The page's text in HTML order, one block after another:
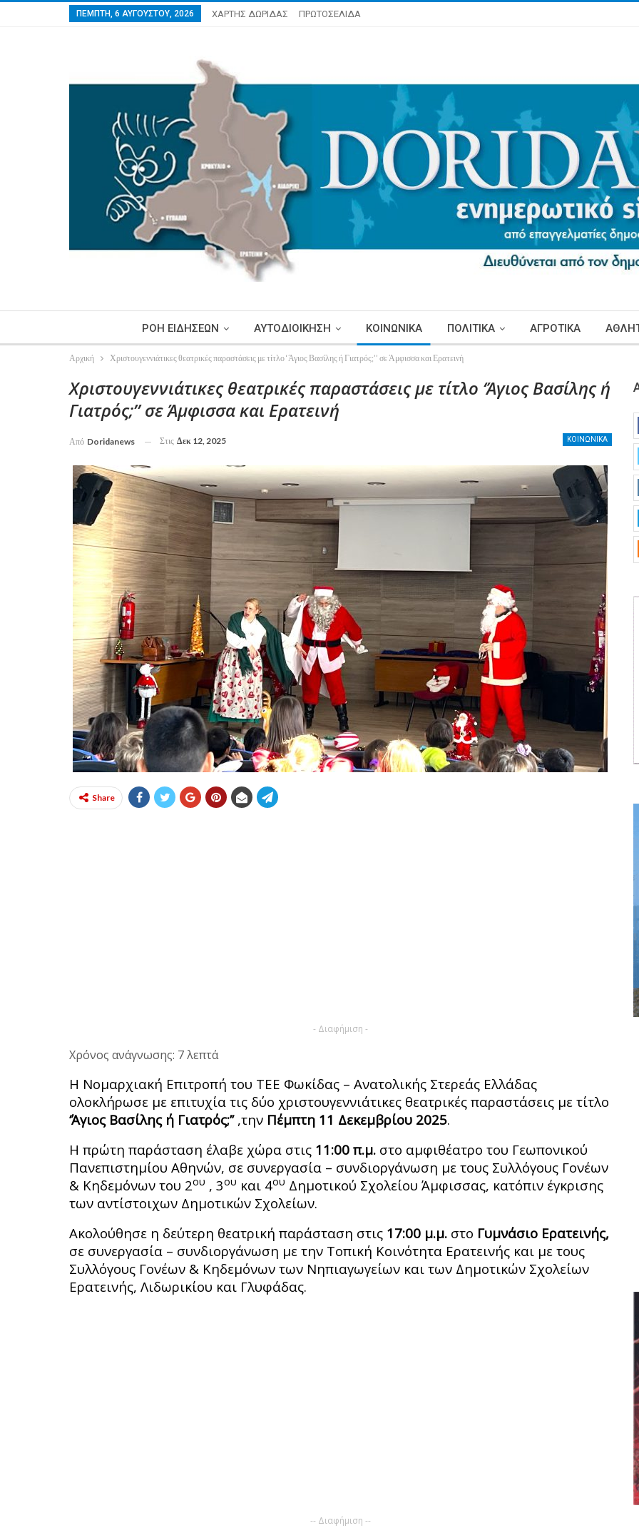
ΠΈΜΠΤΗ, 6 ΑΥΓΟΎΣΤΟΥ, 2026 ΧΑΡΤΗΣ ΔΩΡΙΔΑΣ ΠΡΩΤΟΣΕΛΙΔΑ
ΡΟΗ ΕΙΔΗΣΕΩΝ ΑΥΤΟΔΙΟΙΚΗΣΗ ΚΟΙΝΩΝΙΚΑ ΠΟΛΙΤΙΚΑ ΑΓΡΟΤΙΚΑ
Αρχική Χριστουγεννιάτικες θεατρικές παραστάσεις με τίτλο ‘Άγιος Βασίλης ή Γιατρός;’’ σε Άμφισσα και Ερατεινή
Χριστουγεννιάτικες θεατρικές παραστάσεις με τίτλο ‘Άγιος Βασίλης ή
Γιατρός;’’ σε Άμφισσα και Ερατεινή
ΚΟΙΝΩΝΙΚΑ
Από Doridanews Στις Δεκ 12, 2025
Share
- Διαφήμιση -
Χρόνος ανάγνωσης: 7 λεπτά
Η Νομαρχιακή Επιτροπή του ΤΕΕ Φωκίδας – Ανατολικής Στερεάς Ελλάδας
ολοκλήρωσε με επιτυχία τις δύο χριστουγεννιάτικες θεατρικές παραστάσεις με τίτλο
‘Άγιος Βασίλης ή Γιατρός;’’ ,την Πέμπτη 11 Δεκεμβρίου 2025.
Η πρώτη παράσταση έλαβε χώρα στις 11:00 π.μ. στο αμφιθέατρο του Γεωπονικού
Πανεπιστημίου Αθηνών, σε συνεργασία – συνδιοργάνωση με τους Συλλόγους Γονέων
& Κηδεμόνων του 2ου , 3ου και 4ου Δημοτικού Σχολείου Άμφισσας, κατόπιν έγκρισης
των αντίστοιχων Δημοτικών Σχολείων.
Ακολούθησε η δεύτερη θεατρική παράσταση στις 17:00 μ.μ. στο Γυμνάσιο Ερατεινής,
σε συνεργασία – συνδιοργάνωση με την Τοπική Κοινότητα Ερατεινής και με τους
Συλλόγους Γονέων & Κηδεμόνων των Νηπιαγωγείων και των Δημοτικών Σχολείων
Ερατεινής, Λιδωρικίου και Γλυφάδας.
-- Διαφήμιση --